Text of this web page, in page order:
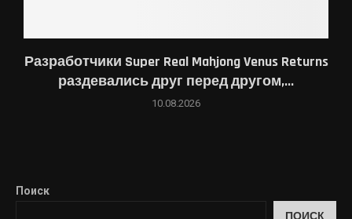
Разработчики Super Real Mahjong Venus Returns
раздевались друг перед другом,...
10.08.2026
Поиск